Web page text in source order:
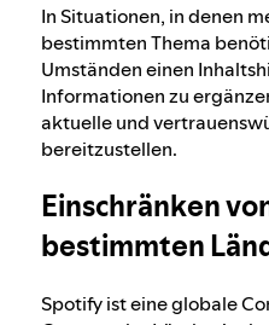
In Situationen, in denen
bestimmten Thema
Umständen einen
Informationen zu
aktuelle und
bereitzustellen.
Einschränken
bestimmten
Spotify ist eine globale